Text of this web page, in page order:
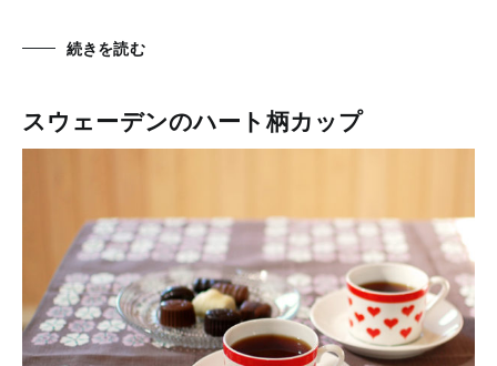
続きを読む
スウェーデンのハート柄カップ